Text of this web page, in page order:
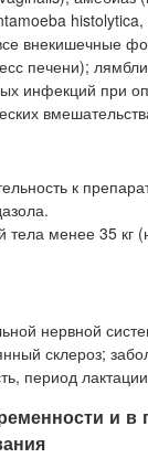
histolytica,
внекишечные
печени);
инфекций при
к
тела менее 35
нервной
склероз;
период
и в